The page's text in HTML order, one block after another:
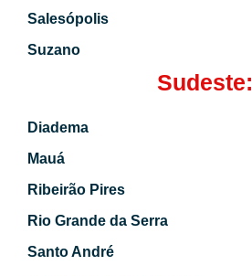
Salesópolis
Suzano
Sudeste:
Diadema
Mauá
Ribeirão Pires
Rio Grande da Serra
Santo André